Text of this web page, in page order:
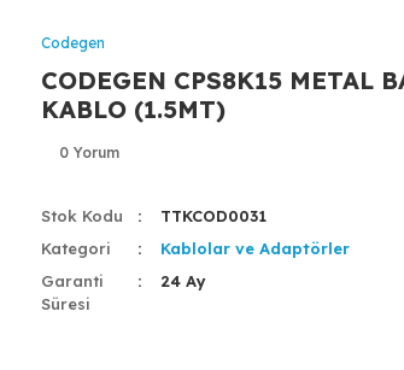
Codegen
CODEGEN CPS8K15 METAL
KABLO (1.5MT)
0 Yorum
Stok Kodu
TTKCOD0031
Kategori
Kablolar ve Adaptörler
Garanti
Süresi
24 Ay